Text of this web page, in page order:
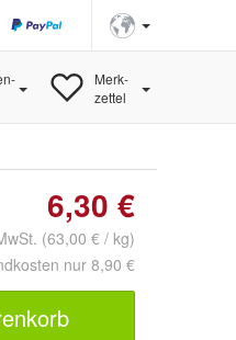
Merk-
zettel
6,30 €
(63,00 € / kg)
nur 8,90 €